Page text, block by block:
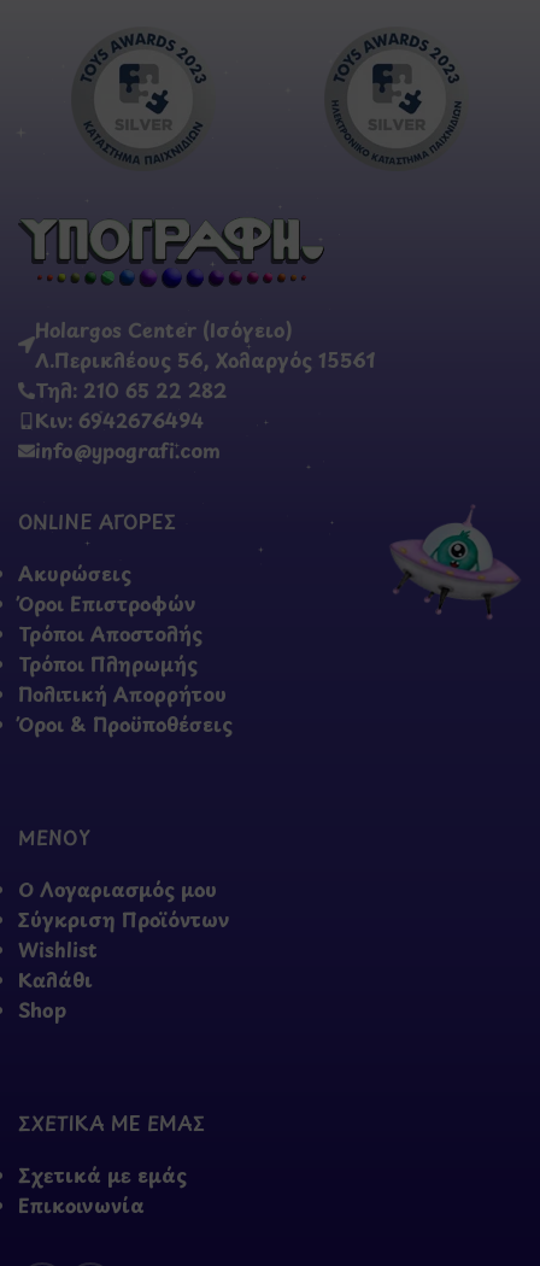
Holargos Center (Ισόγειο)
Λ.Περικλέους 56, Χολαργός 15561
Τηλ: 210 65 22 282
Κιν: 6942676494
info@ypografi.com
ONLINE ΑΓΟΡΕΣ
Ακυρώσεις
Όροι Επιστροφών
Τρόποι Αποστολής
Τρόποι Πληρωμής
Πολιτική Απορρήτου
Όροι & Προϋποθέσεις
ΜΕΝΟΥ
Ο Λογαριασμός μου
Σύγκριση Προϊόντων
Wishlist
Καλάθι
Shop
ΣΧΕΤΙΚΑ ΜΕ ΕΜΑΣ
Σχετικά με εμάς
Επικοινωνία